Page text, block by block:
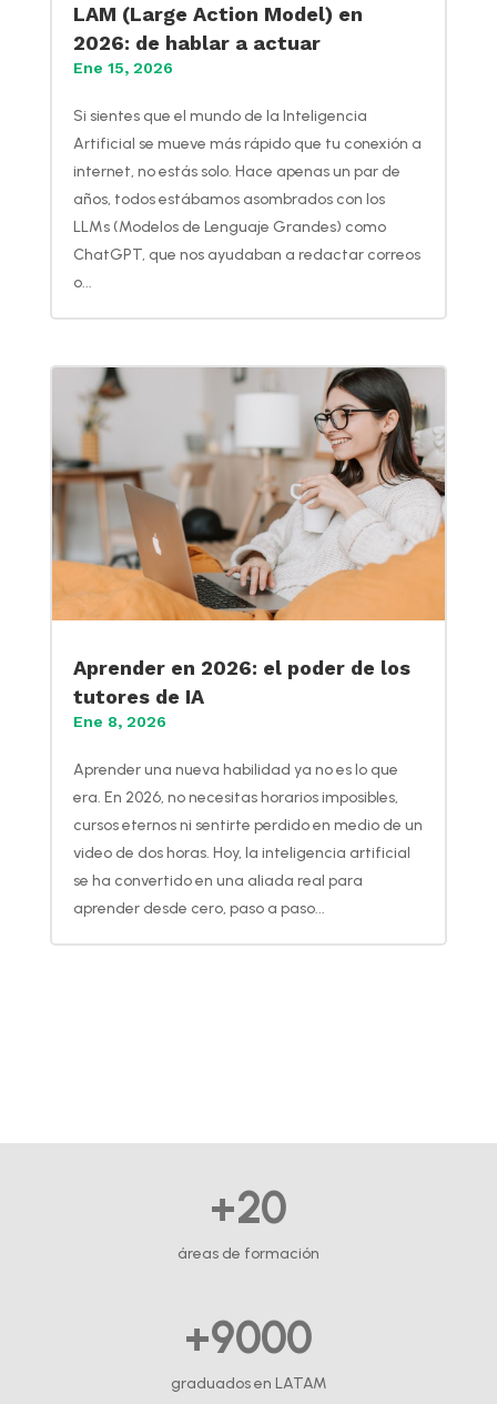
LAM (Large Action Model) en
2026: de hablar a actuar
Ene 15, 2026
Si sientes que el mundo de la Inteligencia
Artificial se mueve más rápido que tu conexión a
internet, no estás solo. Hace apenas un par de
años, todos estábamos asombrados con los
LLMs (Modelos de Lenguaje Grandes) como
ChatGPT, que nos ayudaban a redactar correos
o...
Aprender en 2026: el poder de los
tutores de IA
Ene 8, 2026
Aprender una nueva habilidad ya no es lo que
era. En 2026, no necesitas horarios imposibles,
cursos eternos ni sentirte perdido en medio de un
video de dos horas. Hoy, la inteligencia artificial
se ha convertido en una aliada real para
aprender desde cero, paso a paso...
+20
áreas de formación
+9000
graduados en LATAM